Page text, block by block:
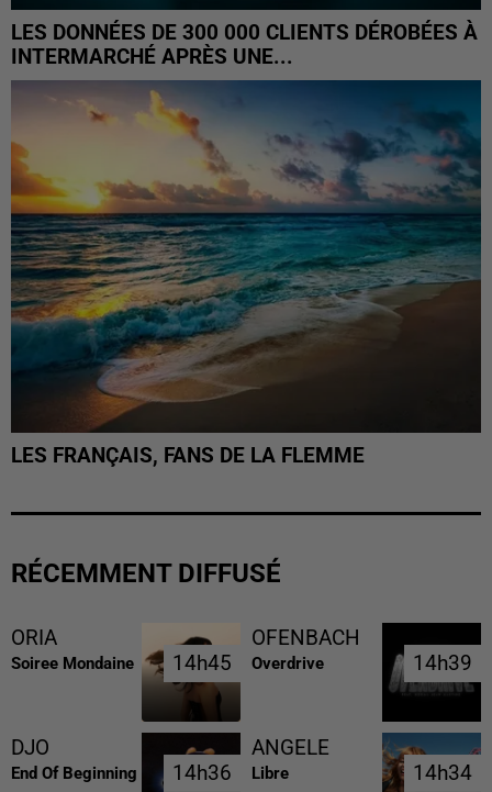
LES DONNÉES DE 300 000 CLIENTS DÉROBÉES À
INTERMARCHÉ APRÈS UNE...
LES FRANÇAIS, FANS DE LA FLEMME
RÉCEMMENT DIFFUSÉ
ORIA
Soiree Mondaine 14h45
14h45
OFENBACH
Overdrive 14h39
14h39
DJO
End Of Beginning 14h36
14h36
ANGELE
Libre 14h34
14h34